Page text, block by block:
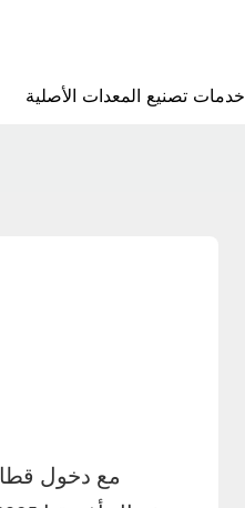
خدمات تصنيع المعدات الأصلية
مع دخول